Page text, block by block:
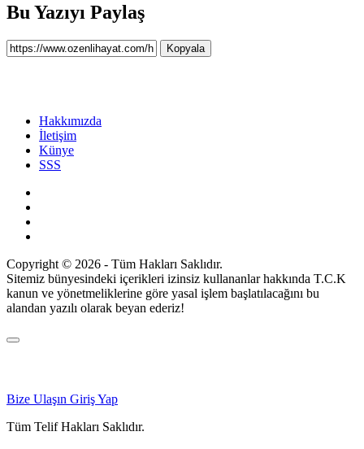
Bu Yazıyı Paylaş
Kopyala
Hakkımızda
İletişim
Künye
SSS
Copyright © 2026 - Tüm Hakları Saklıdır.
Sitemiz bünyesindeki içerikleri izinsiz kullananlar hakkında T.C.K
kanun ve yönetmeliklerine göre yasal işlem başlatılacağını bu
alandan yazılı olarak beyan ederiz!
Bize Ulaşın Giriş Yap
Tüm Telif Hakları Saklıdır.